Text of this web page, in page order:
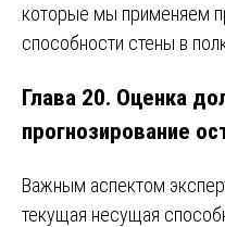
которые мы применяем
способности стены в
Глава 20. Оценка
прогнозирование
Важным аспектом
текущая несущая